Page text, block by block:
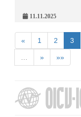
11.11.2025
« 1 2 3
… » »»